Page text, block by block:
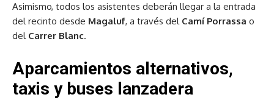
Asimismo, todos los asistentes deberán llegar a la entrada
del recinto desde Magaluf, a través del Camí Porrassa o
del Carrer Blanc.
Aparcamientos alternativos,
taxis y buses lanzadera